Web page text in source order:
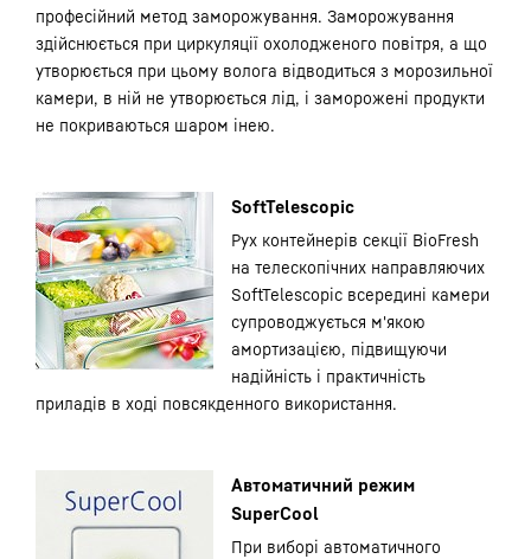
професійний метод заморожування. Заморожування
здійснюється при циркуляції охолодженого повітря, а що
утворюється при цьому волога відводиться з морозильної
камери, в ній не утворюється лід, і заморожені продукти
не покриваються шаром інею.
SoftTelescopic
Рух контейнерів секції BioFresh
на телескопічних направляючих
SoftTelescopic всередині камери
супроводжується м'якою
амортизацією, підвищуючи
надійність і практичність
приладів в ході повсякденного використання.
Автоматичний режим
SuperCool
При виборі автоматичного